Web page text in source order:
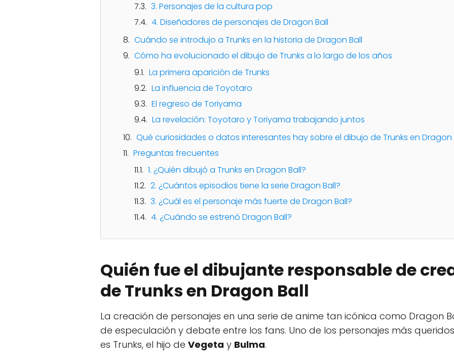
3. Personajes de la cultura pop
4. Diseñadores de personajes de Dragon Ball
Cuándo se introdujo a Trunks en la historia de Dragon Ball
Cómo ha evolucionado el dibujo de Trunks a lo largo de los años
La primera aparición de Trunks
La influencia de Toyotaro
El regreso de Toriyama
La revelación: Toyotaro y Toriyama trabajando juntos
Qué curiosidades o datos interesantes hay sobre el dibujo de Trunks en Dragon
Preguntas frecuentes
1. ¿Quién dibujó a Trunks en Dragon Ball?
2. ¿Cuántos episodios tiene la serie Dragon Ball?
3. ¿Cuál es el personaje más fuerte de Dragon Ball?
4. ¿Cuándo se estrenó Dragon Ball?
Quién fue el dibujante responsable de
de Trunks en Dragon Ball
La creación de personajes en una serie de anime tan icónica como Dragon
de especulación y debate entre los fans. Uno de los personajes más
es Trunks, el hijo de Vegeta y Bulma.